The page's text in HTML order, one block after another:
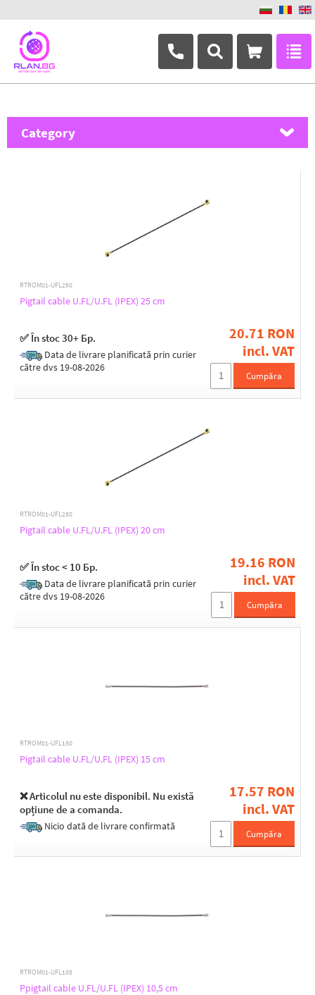
+359 882 346 063
Category
ASRock
Turris OEM
All Brands
RTROM01-UFL250
Pigtail cable U.FL/U.FL (IPEX) 25 cm
✅ În stoc 30+ Бр.
Data de livrare planificată prin curier
către dvs 19-08-2026
20.71 RON
incl. VAT
Cumpăra
RTROM01-UFL250
Pigtail cable U.FL/U.FL (IPEX) 20 cm
✅ În stoc < 10 Бр.
Data de livrare planificată prin curier
către dvs 19-08-2026
19.16 RON
incl. VAT
Cumpăra
RTROM01-UFL150
Pigtail cable U.FL/U.FL (IPEX) 15 cm
❌ Articolul nu este disponibil. Nu există
opțiune de a comanda.
Nicio dată de livrare confirmată
17.57 RON
incl. VAT
Cumpăra
RTROM01-UFL105
Ppigtail cable U.FL/U.FL (IPEX) 10,5 cm